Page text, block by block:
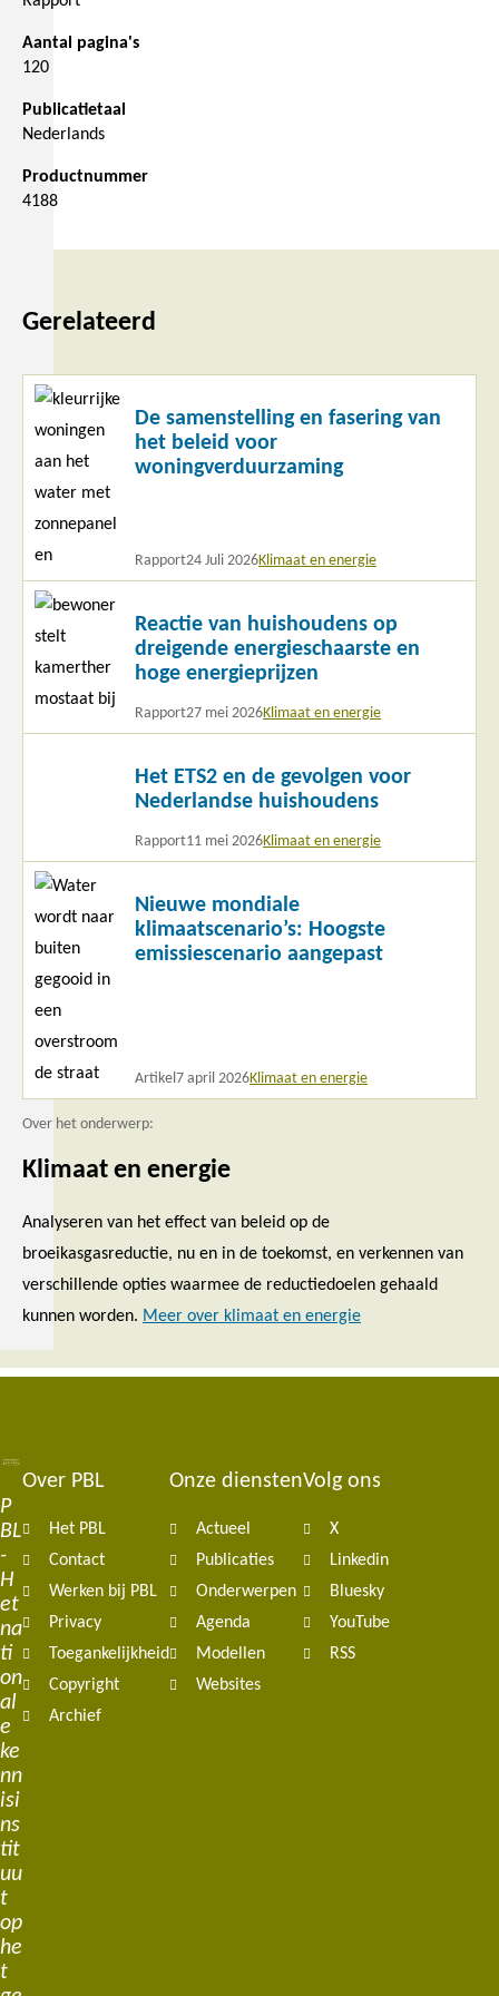
Aantal pagina's
120
Publicatietaal
Nederlands
Productnummer
4188
Gerelateerd
De samenstelling en fasering van
het beleid voor
woningverduurzaming
Rapport24 Juli 2026Klimaat en energie
Lees
Reactie van huishoudens op
dreigende energieschaarste en
hoge energieprijzen
Rapport27 mei 2026Klimaat en energie
Lees
meer
Het ETS2 en de gevolgen voor
Nederlandse huishoudens
Rapport11 mei 2026Klimaat en energie
Nieuwe mondiale
klimaatscenario’s: Hoogste
emissiescenario aangepast
Artikel 7 april 2026Klimaat en energie
Lees
Over het onderwerp:
Klimaat en energie
Analyseren van het effect van beleid op de
broeikasgasreductie, nu en in de toekomst, en verkennen van
verschillende opties waarmee de reductiedoelen gehaald
kunnen worden. Meer over klimaat en energie
P
BL
-
H
et
na
ti
on
al
e
ke
nn
isi
ns
tit
uu
t
op
he
t
Footer
navigation
Over PBL
Het PBL
Contact
Werken bij PBL
Privacy
Toegankelijkheid
Copyright
Archief
Onze diensten
Actueel
Publicaties
Onderwerpen
Agenda
Modellen
Websites
Volg ons
X
Linkedin
Bluesky
YouTube
RSS